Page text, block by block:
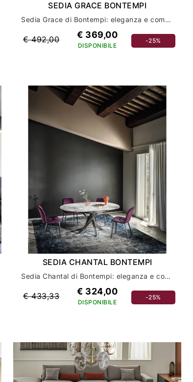
SEDIA GRACE BONTEMPI
Sedia Grace di Bontempi: eleganza e comfort per l'arredamento della tua casa
€ 492,00 € 369,00
DISPONIBILE
-25%
SEDIA CHANTAL BONTEMPI
Sedia Chantal di Bontempi: eleganza e comfort per il tuo arredamento casa
€ 433,33 € 324,00
DISPONIBILE
-25%